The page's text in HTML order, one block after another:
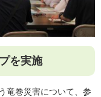
を実施
竜巻災害について、参